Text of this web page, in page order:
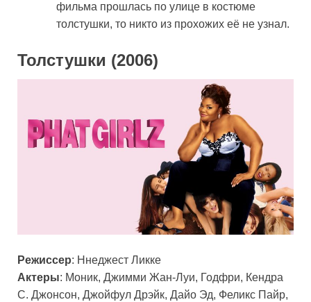
фильма прошлась по улице в костюме
толстушки, то никто из прохожих её не узнал.
Толстушки (2006)
Режиссер: Ннеджест Ликке
Актеры: Моник, Джимми Жан-Луи, Годфри, Кендра
С. Джонсон, Джойфул Дрэйк, Дайо Эд, Феликс Пайр,